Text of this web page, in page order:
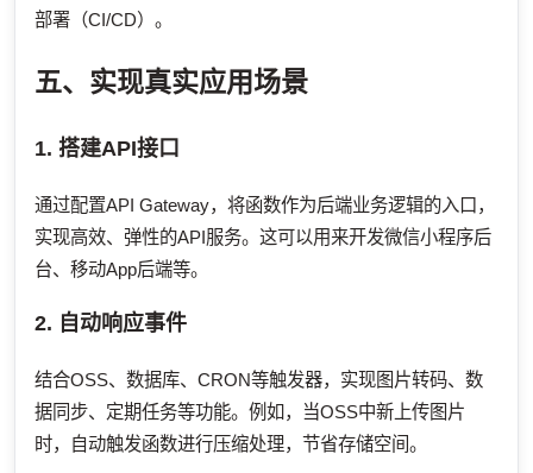
部署（CI/CD）。
五、实现真实应用场景
1. 搭建API接口
通过配置API Gateway，将函数作为后端业务逻辑的入口，
实现高效、弹性的API服务。这可以用来开发微信小程序后
台、移动App后端等。
2. 自动响应事件
结合OSS、数据库、CRON等触发器，实现图片转码、数
据同步、定期任务等功能。例如，当OSS中新上传图片
时，自动触发函数进行压缩处理，节省存储空间。